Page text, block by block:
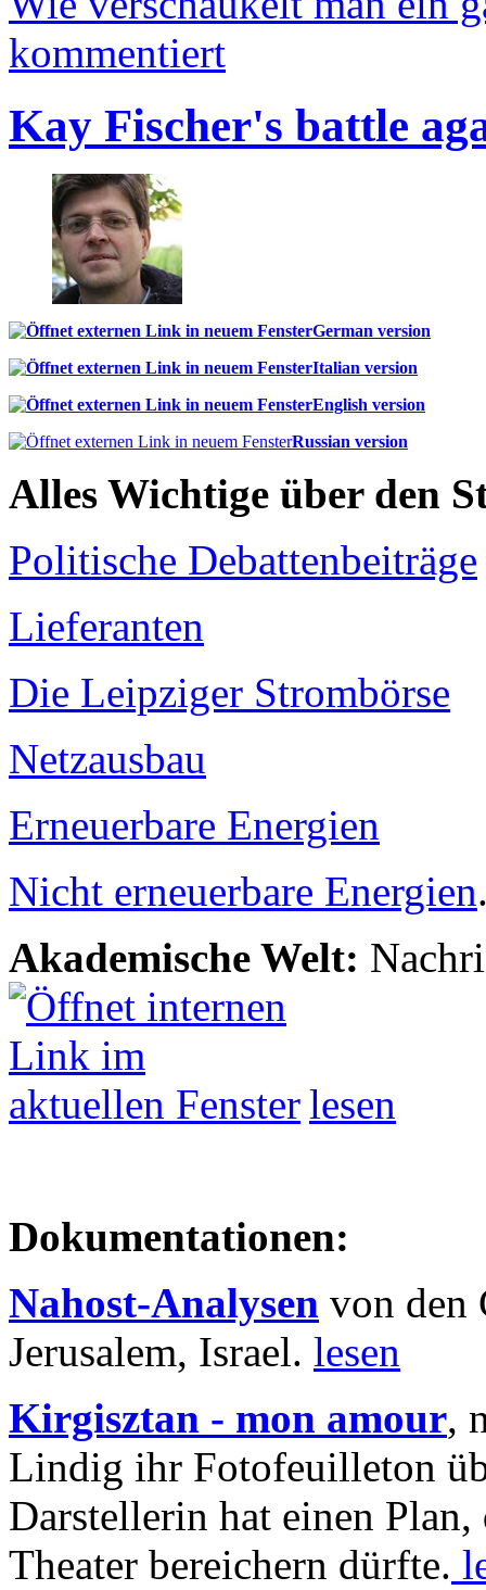
kommentiert
Kay Fischer's battle
German version
Italian version
English version
Russian version
Alles Wichtige über den
Politische Debattenbeiträge
Lieferanten
Die Leipziger Strombörse
Netzausbau
Erneuerbare Energien
Nicht erneuerbare Energien
Akademische Welt:
lesen
Dokumentationen:
Nahost-Analysen von den
Jerusalem, Israel. lesen
Kirgisztan - mon amour,
Lindig ihr Fotofeuilleton
Darstellerin hat einen Plan,
Theater bereichern dürfte.